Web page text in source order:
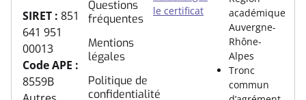
SIRET : 851
641 951
00013
Code APE :
8559B
Questions
fréquentes
Mentions
légales
Politique de
confidentialité
le certificat
académique
Auvergne-
Rhône-
Alpes
Tronc
commun